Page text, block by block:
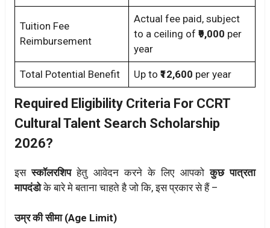
Tuition Fee
Reimbursement
Actual fee paid, subject
to a ceiling of ₹9,000 per
year
Total Potential Benefit Up to ₹12,600 per year
Required Eligibility Criteria For CCRT
Cultural Talent Search Scholarship
2026?
इसस्कॉलरशिपहेतु आवेदन करने के लिए आपकोकुछ पात्रता
मापदंडोके बारे मे बताना चाहते है जो कि, इस प्रकार से हैं –
उम्र की सीमा (Age Limit)